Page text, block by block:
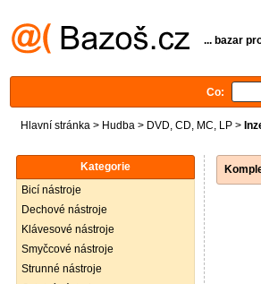
... bazar
Co:
Hlavní stránka > Hudba > DVD, CD, MC, LP >
Kategorie
Bicí nástroje
Dechové nástroje
Klávesové nástroje
Smyčcové nástroje
Strunné nástroje